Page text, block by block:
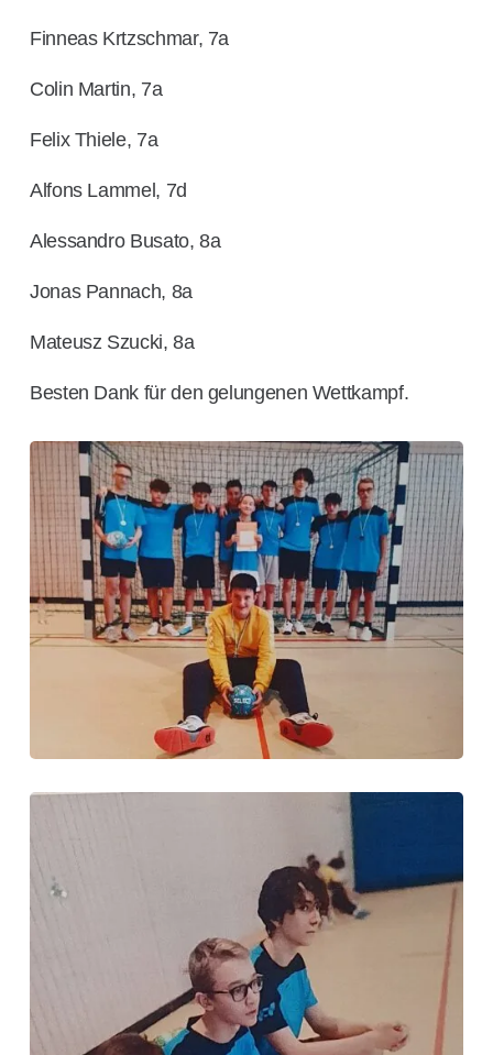
Finneas Krtzschmar, 7a
Colin Martin, 7a
Felix Thiele, 7a
Alfons Lammel, 7d
Alessandro Busato, 8a
Jonas Pannach, 8a
Mateusz Szucki, 8a
Besten Dank für den gelungenen Wettkampf.